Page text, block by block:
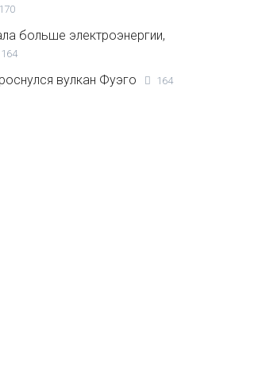
170
больше электроэнергии,
164
вулкан Фуэго 164